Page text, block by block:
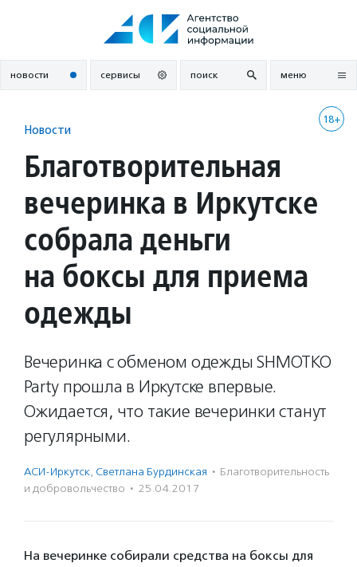
новости сервисы поиск меню
18+
Новости
Благотворительная
вечеринка в Иркутске
собрала деньги
на боксы для приема
одежды
Вечеринка с обменом одежды SHMOTKO
Party прошла в Иркутске впервые.
Ожидается, что такие вечеринки станут
регулярными.
АСИ-Иркутск, Светлана Бурдинская · Благотвори­тель­ность
и доброволь­чест­во · 25.04.2017
На вечеринке собирали средства на боксы для